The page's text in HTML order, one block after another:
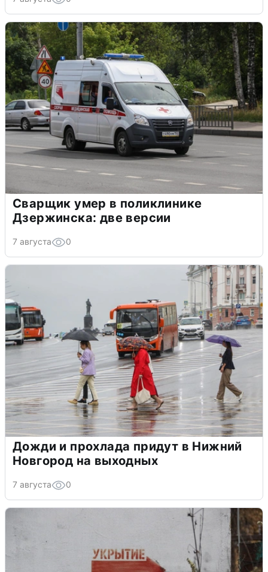
Сварщик умер в поликлинике
Дзержинска: две версии
7 августа 0
Дожди и прохлада придут в Нижний
Новгород на выходных
7 августа 0